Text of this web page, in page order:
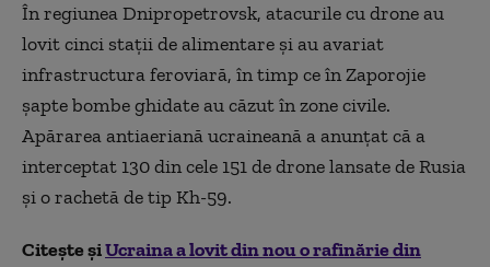
În regiunea Dnipropetrovsk, atacurile cu drone au
lovit cinci stații de alimentare și au avariat
infrastructura feroviară, în timp ce în Zaporojie
șapte bombe ghidate au căzut în zone civile.
Apărarea antiaeriană ucraineană a anunțat că a
interceptat 130 din cele 151 de drone lansate de Rusia
și o rachetă de tip Kh-59.
Citește șiUcraina a lovit din nou o rafinărie din